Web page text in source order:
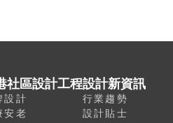
社區設計工程
設計
安老
設計新資訊
行業趨勢
設計貼士